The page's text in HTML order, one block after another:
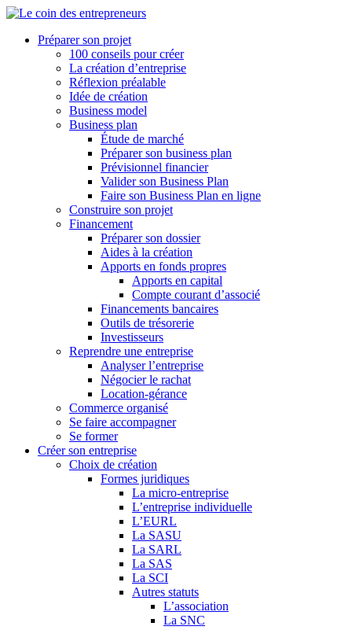
Préparer son projet
100 conseils pour créer
La création d’entreprise
Réflexion préalable
Idée de création
Business model
Business plan
Étude de marché
Préparer son business plan
Prévisionnel financier
Valider son Business Plan
Faire son Business Plan en ligne
Construire son projet
Financement
Préparer son dossier
Aides à la création
Apports en fonds propres
Apports en capital
Compte courant d’associé
Financements bancaires
Outils de trésorerie
Investisseurs
Reprendre une entreprise
Analyser l’entreprise
Négocier le rachat
Location-gérance
Commerce organisé
Se faire accompagner
Se former
Créer son entreprise
Choix de création
Formes juridiques
La micro-entreprise
L’entreprise individuelle
L’EURL
La SASU
La SARL
La SAS
La SCI
Autres statuts
L’association
La SNC